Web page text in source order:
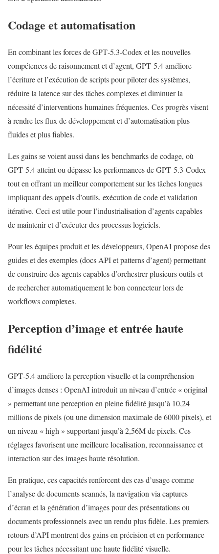
Codage et automatisation
En combinant les forces de GPT‑5.3‑Codex et les nouvelles
compétences de raisonnement et d’agent, GPT‑5.4 améliore
l’écriture et l’exécution de scripts pour piloter des systèmes,
réduire la latence sur des tâches complexes et diminuer la
nécessité d’interventions humaines fréquentes. Ces progrès visent
à rendre les flux de développement et d’automatisation plus
fluides et plus fiables.
Les gains se voient aussi dans les benchmarks de codage, où
GPT‑5.4 atteint ou dépasse les performances de GPT‑5.3‑Codex
tout en offrant un meilleur comportement sur les tâches longues
impliquant des appels d’outils, exécution de code et validation
itérative. Ceci est utile pour l’industrialisation d’agents capables
de maintenir et d’exécuter des processus logiciels.
Pour les équipes produit et les développeurs, OpenAI propose des
guides et des exemples (docs API et patterns d’agent) permettant
de construire des agents capables d’orchestrer plusieurs outils et
de rechercher automatiquement le bon connecteur lors de
workflows complexes.
Perception d’image et entrée haute
fidélité
GPT‑5.4 améliore la perception visuelle et la compréhension
d’images denses : OpenAI introduit un niveau d’entrée « original
» permettant une perception en pleine fidélité jusqu’à 10,24
millions de pixels (ou une dimension maximale de 6000 pixels), et
un niveau « high » supportant jusqu’à 2,56M de pixels. Ces
réglages favorisent une meilleure localisation, reconnaissance et
interaction sur des images haute résolution.
En pratique, ces capacités renforcent des cas d’usage comme
l’analyse de documents scannés, la navigation via captures
d’écran et la génération d’images pour des présentations ou
documents professionnels avec un rendu plus fidèle. Les premiers
retours d’API montrent des gains en précision et en performance
pour les tâches nécessitant une haute fidélité visuelle.